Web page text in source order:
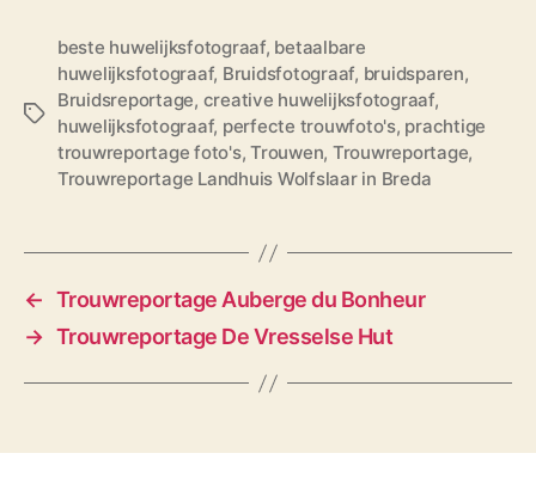
T
beste huwelijksfotograaf, betaalbare
huwelijksfotograaf, Bruidsfotograaf, bruidsparen,
Bruidsreportage, creative huwelijksfotograaf,
huwelijksfotograaf, perfecte trouwfoto's, prachtige
trouwreportage foto's,Trouwen, Trouwreportage,
Trouwreportage Landhuis Wolfslaar in Breda
← Trouwreportage Auberge du Bonheur
→ Trouwreportage De Vresselse Hut